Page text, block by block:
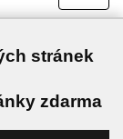
stránek
zdarma